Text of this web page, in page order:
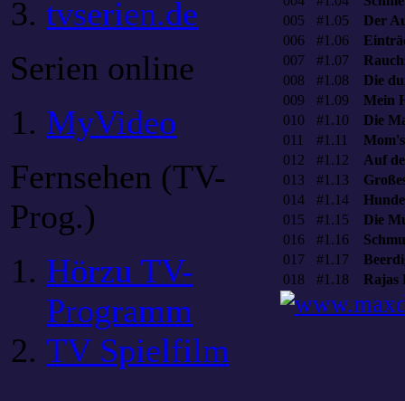
tvserien.de
Serien online
MyVideo
Fernsehen (TV-
Prog.)
Hörzu TV-
Programm
TV Spielfilm
005
#1.05
Der
006
#1.06
007
#1.07
008
#1.08
Die
009
#1.09
Mein
010
#1.10
Die
011
#1.11
012
#1.12
Auf
013
#1.13
014
#1.14
015
#1.15
Die
016
#1.16
017
#1.17
018
#1.18 Rajas